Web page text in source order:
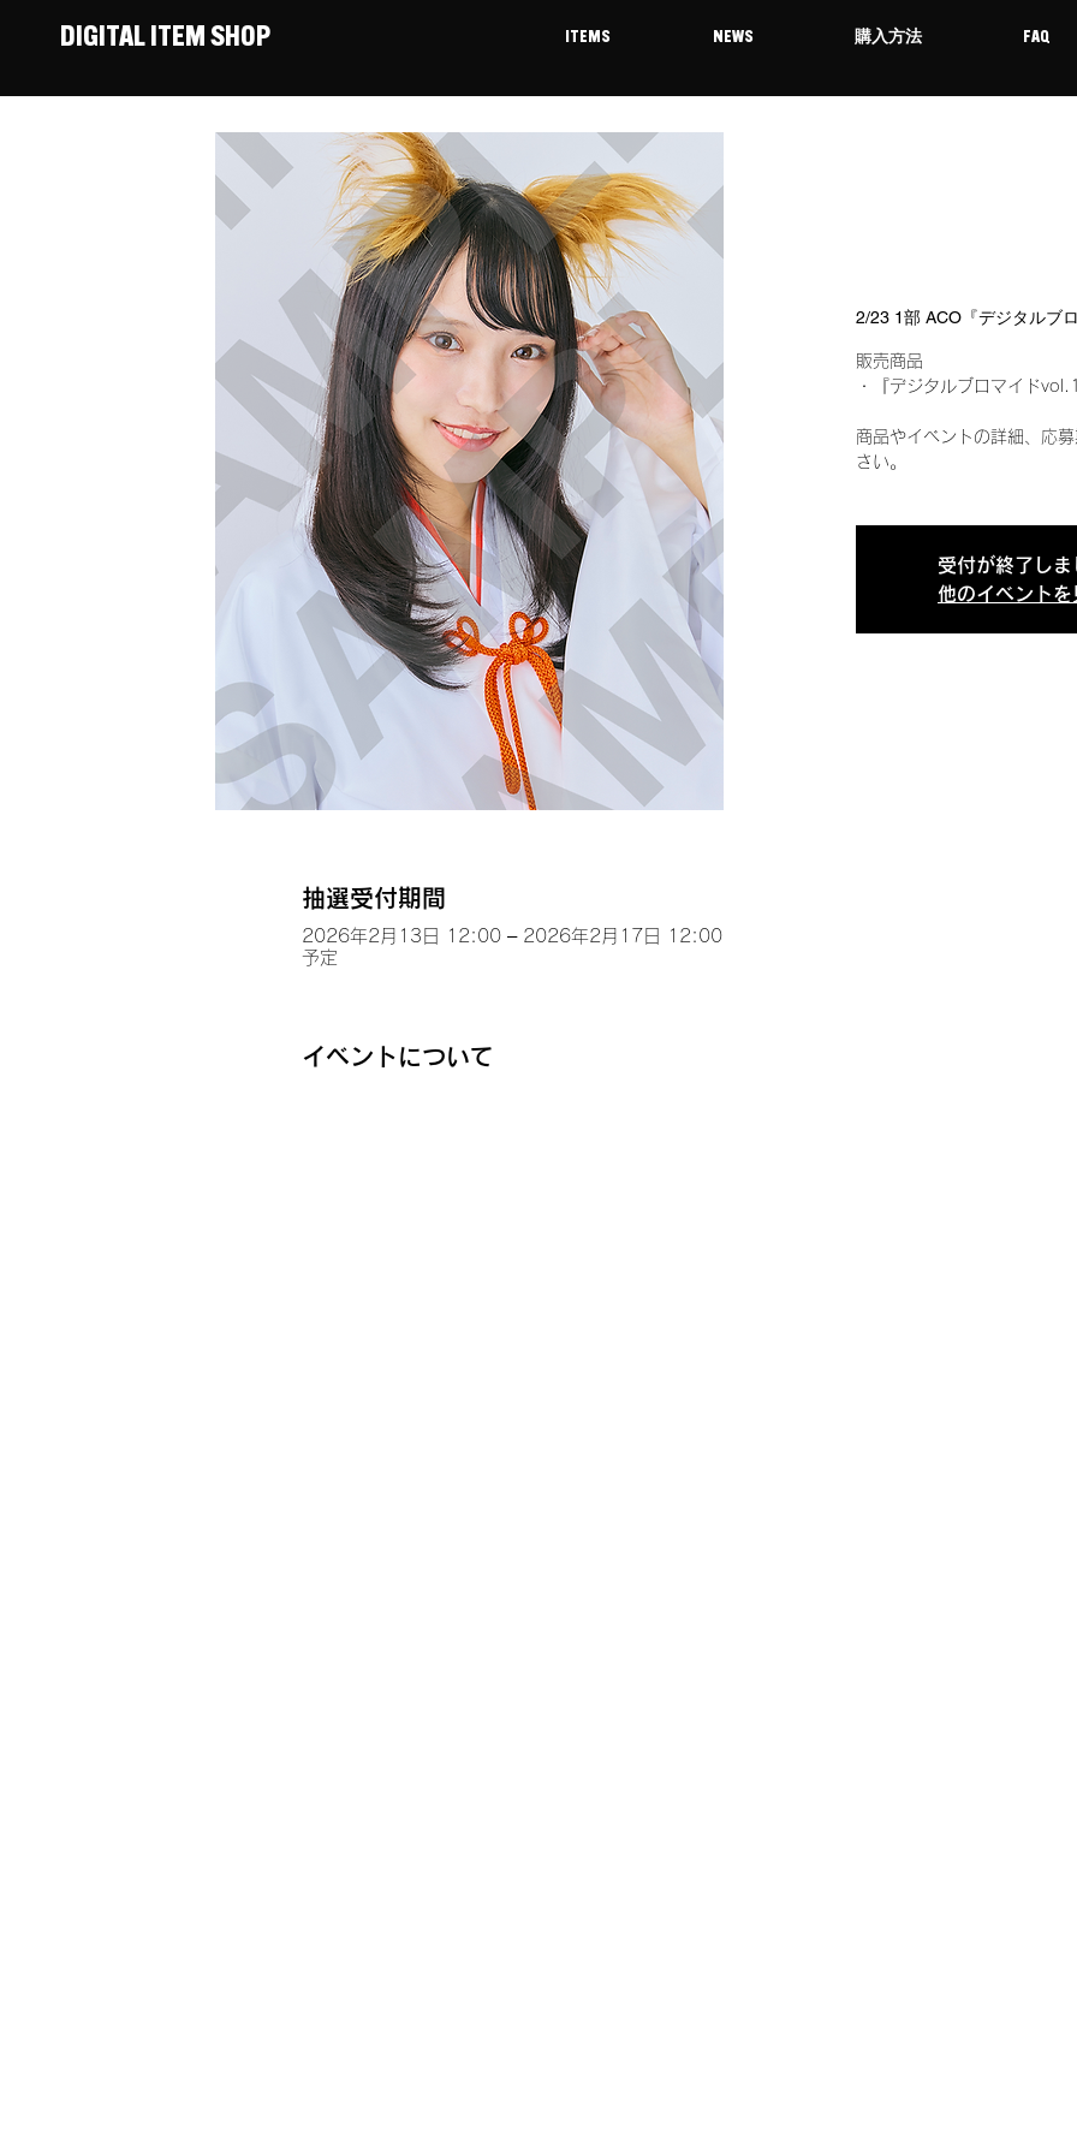
DIGITAL ITEM SHOP ITEMS NEWS 購入方法 FAQ
2/23 1部 ACO『デジタルブ
販売商品
・『デジタルブロマイド
商品やイベントの詳細、応
さい。
受付が終了しま
他のイベントを
抽選受付期間
2026年2月13日 12:00 – 2026年2月17日 12:00
予定
イベントについて